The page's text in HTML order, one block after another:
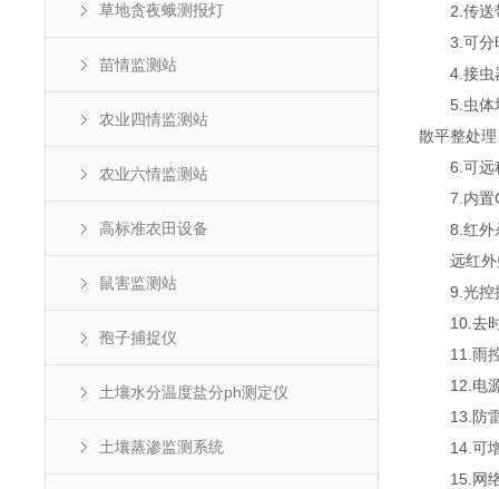
草地贪夜蛾测报灯
苗情监测站
农业四情监测站
农业六情监测站
高标准农田设备
鼠害监测站
孢子捕捉仪
土壤水分温度盐分ph测定仪
土壤蒸渗监测系统
2.传送带
3.可分时
4.接虫器
5.虫体均
散平整处
6.可远程
7.内置
8.红外杀
远红外虫
9.光控控
10.去时
11.雨控
12.电源
13.防雷
14.可增
15.网络